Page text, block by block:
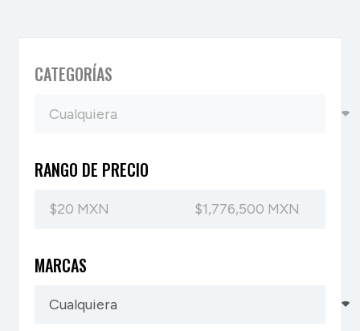
CATEGORÍAS
RANGO DE PRECIO
MARCAS